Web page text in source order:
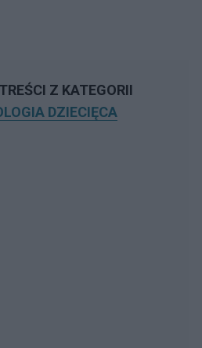
Z KATEGORII
DZIECIĘCA